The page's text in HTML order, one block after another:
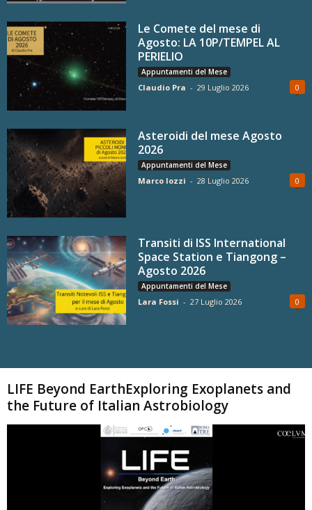
Le Comete del mese di
Agosto: LA 10P/TEMPEL AL
PERIELIO
Appuntamenti del Mese
Claudio Pra - 29 Luglio 2026 0
Asteroidi del mese Agosto
2026
Appuntamenti del Mese
Marco Iozzi - 28 Luglio 2026 0
Transiti di ISS International
Space Station e Tiangong –
Agosto 2026
Appuntamenti del Mese
Lara Fossi - 27 Luglio 2026 0
LIFE Beyond EarthExploring Exoplanets and
the Future of Italian Astrobiology